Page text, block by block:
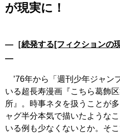
が現実に！
―［続発する[フィクションの
―
’76年から「週刊少年ジャン
いる超長寿漫画『こちら葛飾
所』。時事ネタを扱うことが
ャグ半分本気で描いたようなこ
いる例も少なくないとか。そ